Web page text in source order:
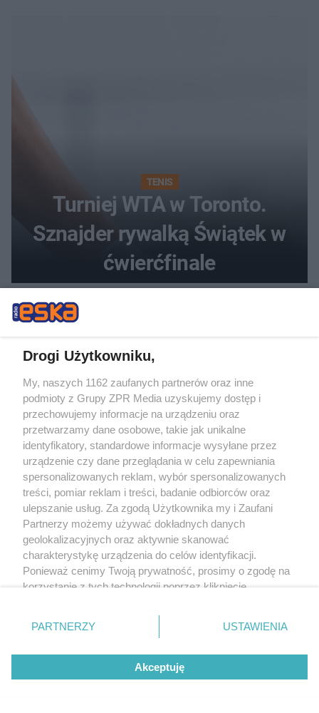
TENIS
Turniej WTA w Toronto.
Sznajder rywalką Świątek w
ćwierćfinale
PIŁKA NOŻNA
Korona Kielce remisuje z
Legią. Trener z dużym
niedosytem
Drogi Użytkowniku,
My, naszych 1162 zaufanych partnerów oraz inne
podmioty z Grupy ZPR Media uzyskujemy dostęp i
przechowujemy informacje na urządzeniu oraz
przetwarzamy dane osobowe, takie jak unikalne
identyfikatory, standardowe informacje wysyłane przez
urządzenie czy dane przeglądania w celu zapewniania
spersonalizowanych reklam, wybór spersonalizowanych
treści, pomiar reklam i treści, badanie odbiorców oraz
ulepszanie usług. Za zgodą Użytkownika my i Zaufani
Partnerzy możemy używać dokładnych danych
geolokalizacyjnych oraz aktywnie skanować
charakterystykę urządzenia do celów identyfikacji.
Ponieważ cenimy Twoją prywatność, prosimy o zgodę na
korzystanie z tych technologii poprzez kliknięcie
zmienić/wycofać klikając przycisk ustawień prywatności
znajdujący się w lewym dolnym rogu strony
rodzaje przetwarzania danych nie wymagają zgody
użytkownika, ale masz prawo sprzeciwić się takiemu
przetwarzaniu. Preferencje będą miały zastosowanie tylko
PARTNERZY USTAWIENIA
Akceptuję